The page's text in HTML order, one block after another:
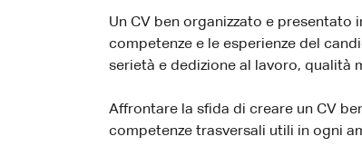
Un CV ben organizzato e
competenze e le esperienze del
serietà e dedizione al lavoro, qualità
Affrontare la sfida di creare un CV
competenze trasversali utili in ogni